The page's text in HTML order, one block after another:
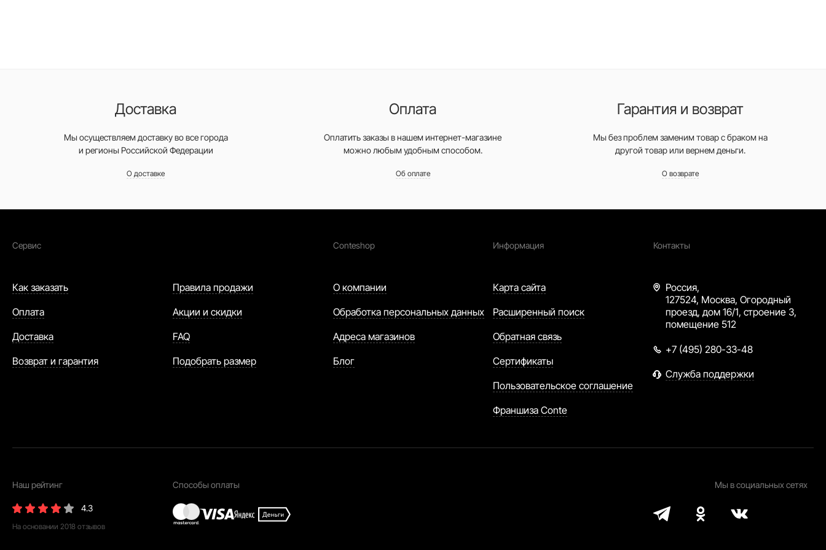
Доставка
Мы осуществляем доставку во все города
и регионы Российской Федерации
О доставке
Оплата
Оплатить заказы в нашем интернет-магазине
можно любым удобным способом.
Об оплате
Гарантия и возврат
Мы без проблем заменим товар с браком на
другой товар или вернем деньги.
О возврате
Сервис
Как заказать
Оплата
Доставка
Возврат и гарантия
Правила продажи
Акции и скидки
FAQ
Подобрать размер
Conteshop
О компании
Обработка персональных данных
Адреса магазинов
Блог
Информация
Карта сайта
Расширенный поиск
Обратная связь
Сертификаты
Пользовательское соглашение
Франшиза Conte
Контакты
Россия,
127524, Москва, Огородный
проезд, дом 16/1, строение 3,
помещение 512
+7 (495) 280-33-48
Служба поддержки
Наш рейтинг
4.3
На основании 2018 отзывов
Способы оплаты Мы в социальных сетях